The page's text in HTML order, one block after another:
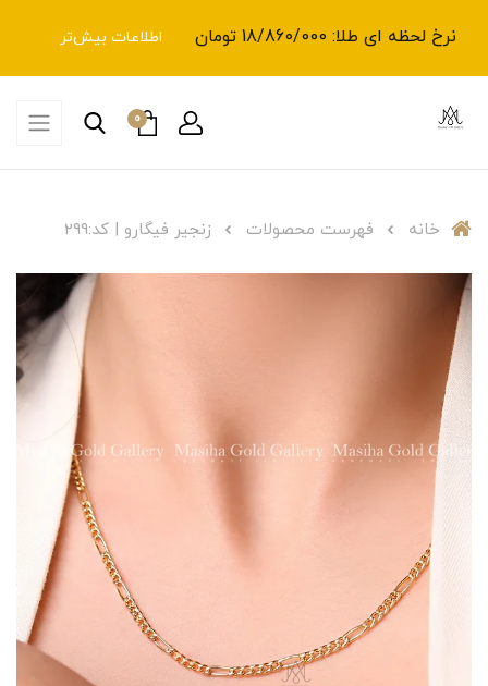
نرخ لحظه ای طلا: 18/860/000 تومان اطلاعات بیش‌تر
0
خانه فهرست محصولات زنجیر فیگارو | کد:299